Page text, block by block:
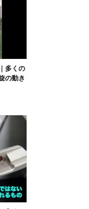
多くの
の動き